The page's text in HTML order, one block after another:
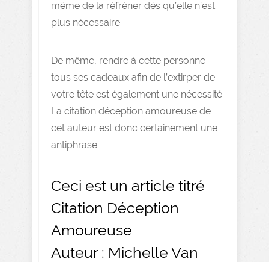
même de la réfréner dès qu’elle n’est
plus nécessaire.
De même, rendre à cette personne
tous ses cadeaux afin de l’extirper de
votre tête est également une nécessité.
La citation déception amoureuse de
cet auteur est donc certainement une
antiphrase.
Ceci est un article titré
Citation Déception
Amoureuse
Auteur : Michelle Van